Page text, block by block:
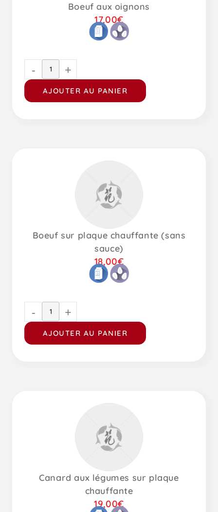
Boeuf aux oignons
17,00€
- +
AJOUTER AU PANIER
Boeuf sur plaque chauffante (sans
sauce)
18,00€
- +
AJOUTER AU PANIER
Canard aux légumes sur plaque
chauffante
19,00€